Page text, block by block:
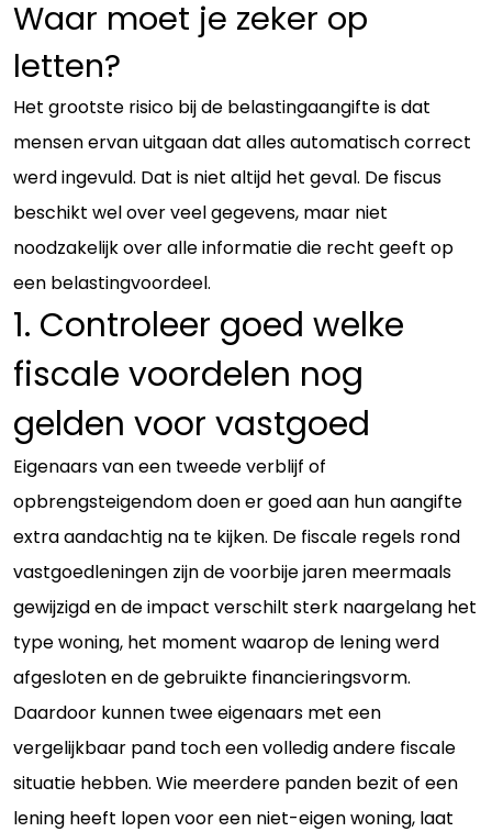
Waar moet je zeker op
letten?
Het grootste risico bij de belastingaangifte is dat
mensen ervan uitgaan dat alles automatisch correct
werd ingevuld. Dat is niet altijd het geval. De fiscus
beschikt wel over veel gegevens, maar niet
noodzakelijk over alle informatie die recht geeft op
een belastingvoordeel.
1. Controleer goed welke
fiscale voordelen nog
gelden voor vastgoed
Eigenaars van een tweede verblijf of
opbrengsteigendom doen er goed aan hun aangifte
extra aandachtig na te kijken. De fiscale regels rond
vastgoedleningen zijn de voorbije jaren meermaals
gewijzigd en de impact verschilt sterk naargelang het
type woning, het moment waarop de lening werd
afgesloten en de gebruikte financieringsvorm.
Daardoor kunnen twee eigenaars met een
vergelijkbaar pand toch een volledig andere fiscale
situatie hebben. Wie meerdere panden bezit of een
lening heeft lopen voor een niet-eigen woning, laat